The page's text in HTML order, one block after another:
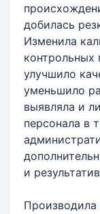
добилась
Изменила
контрольных
улучшило
уменьшило
выявляла и
персонала в
и
Производила